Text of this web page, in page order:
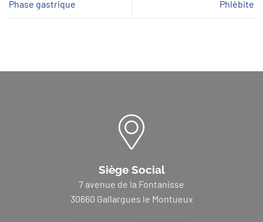
Phase gastrique Phlébite
Siège Social
7 avenue de la Fontanisse
30660 Gallargues le Montueux